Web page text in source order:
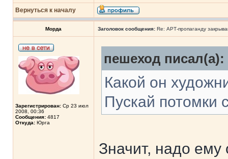
Вернуться к началу
Морда Заголовок сообщения: Re: АРТ-пропаганду
Зарегистрирован: Ср 23 июл
2008, 00:36
Сообщения: 4817
Откуда: Юрга
пешеход писал(а):
Какой он
Пускай потомки
Значит, надо ему